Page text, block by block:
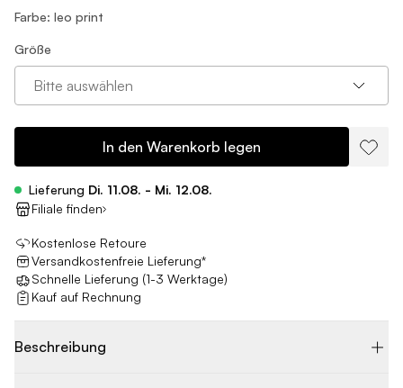
Farbe: leo print
Größe
Bitte auswählen
In den Warenkorb legen
Lieferung Di. 11.08. - Mi. 12.08.
Filiale finden
Kostenlose Retoure
Versandkostenfreie Lieferung*
Schnelle Lieferung (1-3 Werktage)
Kauf auf Rechnung
Beschreibung